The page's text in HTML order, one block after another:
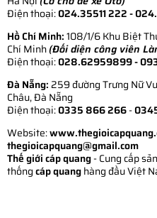
Điện thoại:024.35511 222 -
Hồ Chí Minh:108/1/6 Khu Biệt
Chí Minh(Đối diện công viên
Điện thoại:028.62959899-
Đà Nẵng: 259 đường Trưng Nữ
Châu, Đà Nẵng
Điện thoại:0335 866 266-
Website:
thegioicapquang@gmail.com
Thế giới cáp quang- Cung cấp
thốngcáp quanghàng đầu Việt